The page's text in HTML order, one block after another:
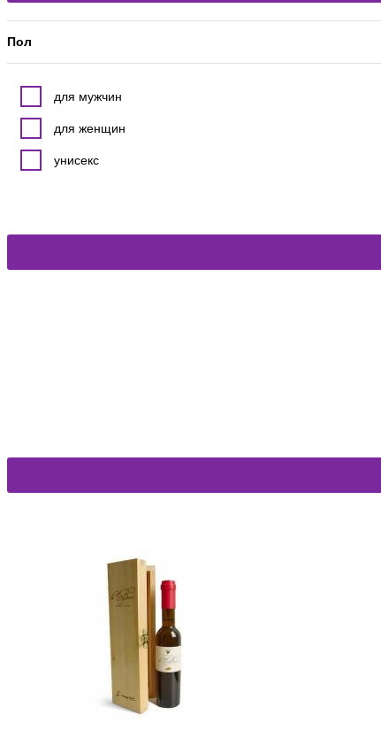
Пол
для мужчин
для женщин
унисекс